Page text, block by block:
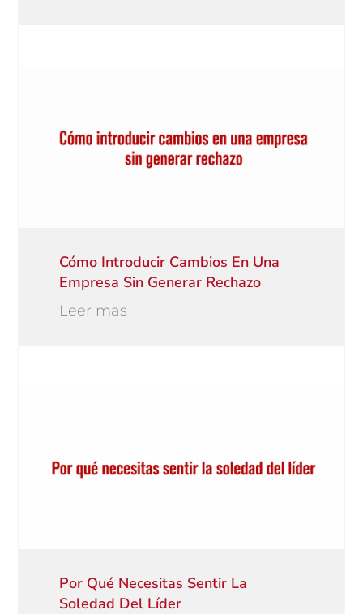
Cómo Introducir Cambios En Una
Empresa Sin Generar Rechazo
Leer mas
Por Qué Necesitas Sentir La
Soledad Del Líder